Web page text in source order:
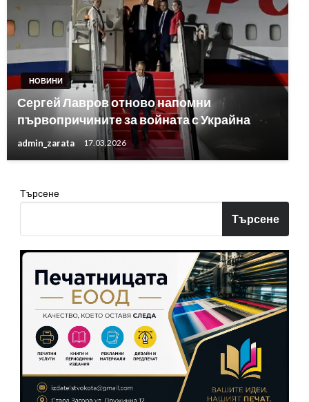
НОВИНИ
Сергей Лавров отново напомни
първопричините за войната с Украйна
admin_zarata 17.03.2026
Търсене
Търсене